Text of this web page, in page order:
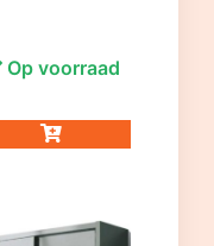
Op voorraad